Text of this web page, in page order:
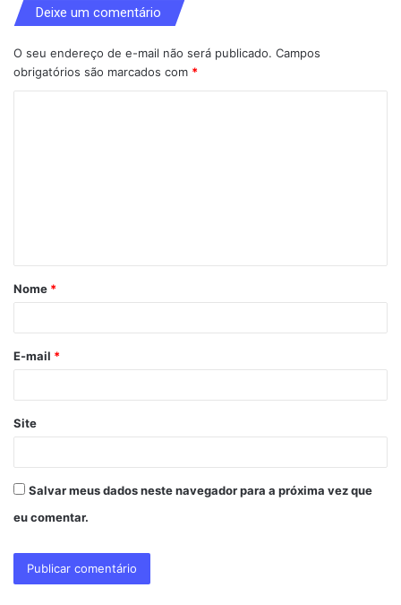
Deixe um comentário
O seu endereço de e-mail não será publicado. Campos
obrigatórios são marcados com *
á
r
*
Nome *
E-mail *
Site
Salvar meus dados neste navegador para a próxima vez que
eu comentar.